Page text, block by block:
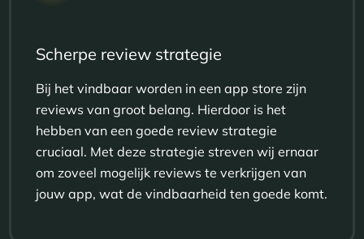
Scherpe review strategie
Bij het vindbaar worden in een app store zijn
reviews van groot belang. Hierdoor is het
hebben van een goede review strategie
cruciaal. Met deze strategie streven wij ernaar
om zoveel mogelijk reviews te verkrijgen van
jouw app, wat de vindbaarheid ten goede komt.